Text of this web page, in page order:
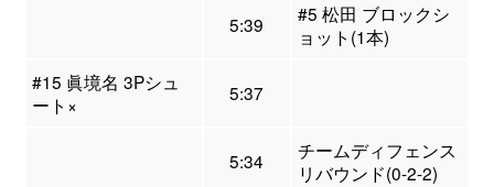
5:39
#5 松田 ブロックシ
ョット(1本)
#15 眞境名 3Pシュ
ート×
5:37
5:34
チームディフェンス
リバウンド(0-2-2)